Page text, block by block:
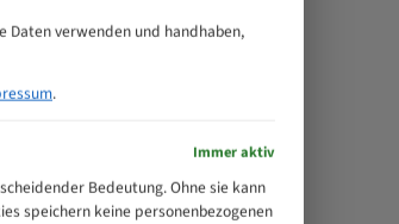
Daten verwenden und handhaben,
.
Immer aktiv
Bedeutung. Ohne sie kann
speichern keine personenbezogenen